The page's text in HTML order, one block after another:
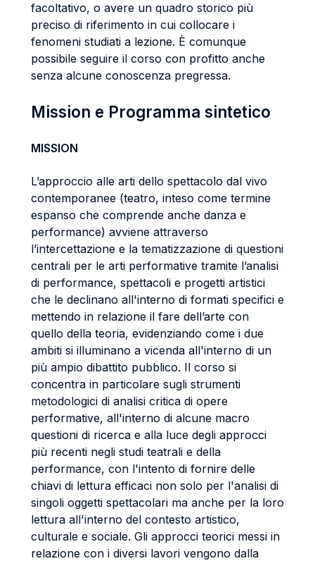
facoltativo, o avere un quadro storico più
preciso di riferimento in cui collocare i
fenomeni studiati a lezione. È comunque
possibile seguire il corso con profitto anche
senza alcune conoscenza pregressa.
Mission e Programma sintetico
MISSION
L’approccio alle arti dello spettacolo dal vivo
contemporanee (teatro, inteso come termine
espanso che comprende anche danza e
performance) avviene attraverso
l’intercettazione e la tematizzazione di questioni
centrali per le arti performative tramite l’analisi
di performance, spettacoli e progetti artistici
che le declinano all'interno di formati specifici e
mettendo in relazione il fare dell’arte con
quello della teoria, evidenziando come i due
ambiti si illuminano a vicenda all'interno di un
più ampio dibattito pubblico. Il corso si
concentra in particolare sugli strumenti
metodologici di analisi critica di opere
performative, all'interno di alcune macro
questioni di ricerca e alla luce degli approcci
più recenti negli studi teatrali e della
performance, con l'intento di fornire delle
chiavi di lettura efficaci non solo per l'analisi di
singoli oggetti spettacolari ma anche per la loro
lettura all'interno del contesto artistico,
culturale e sociale. Gli approcci teorici messi in
relazione con i diversi lavori vengono dalla